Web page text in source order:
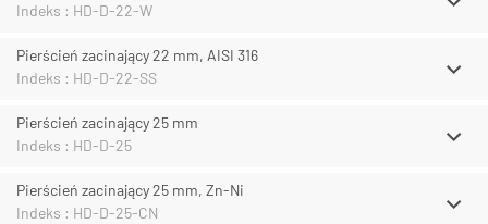
Indeks : HD-D-22-W
Pierścień zacinający 22 mm, AISI 316
Indeks : HD-D-22-SS
Pierścień zacinający 25 mm
Indeks : HD-D-25
Pierścień zacinający 25 mm, Zn-Ni
Indeks : HD-D-25-CN